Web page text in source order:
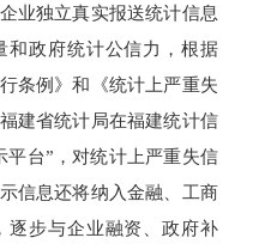
业独立真实报送统计信息
和政府统计公信力，根据
条例》和《统计上严重失
建省统计局在福建统计信
平台”，对统计上严重失信
信息还将纳入金融、工商
逐步与企业融资、政府补